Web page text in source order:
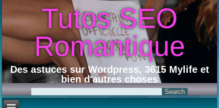
Tutos SEO
Romantique
Des astuces sur Wordpress, 3615 Mylife et
bien d'autres choses